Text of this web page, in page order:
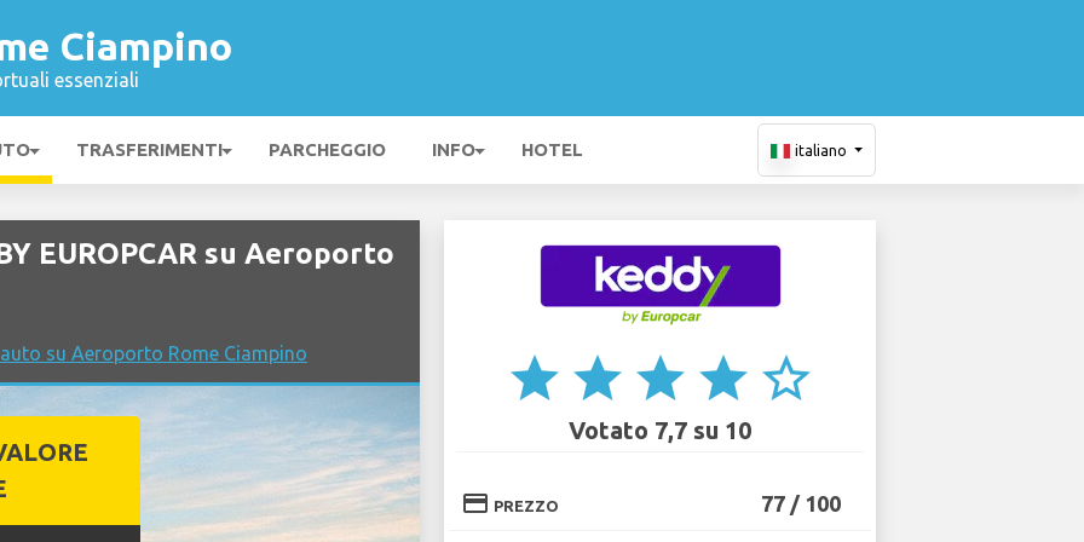
Ciampino
essenziali
TRASFERIMENTI PARCHEGGIO INFO HOTEL italiano
EUROPCAR su Aeroporto
su Aeroporto Rome Ciampino
star star star star star_border
Votato 7,7 su 10
credit_card PREZZO 77 / 100